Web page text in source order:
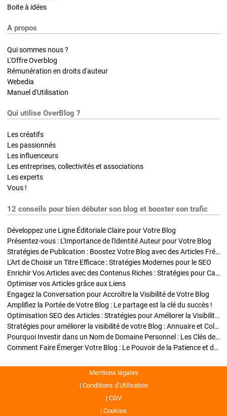
Boite à idées
A propos
Qui sommes nous ?
L'Offre Overblog
Rémunération en droits d'auteur
Webedia
Manuel d'Utilisation
Qui utilise OverBlog ?
Les créatifs
Les passionnés
Les influenceurs
Les entreprises, collectivités et associations
Les experts
Vous !
12 conseils pour bien débuter son blog et booster son trafic
Développez une Ligne Éditoriale Claire pour Votre Blog
Présentez-vous : L'Importance de l'Identité Auteur pour Votre Blog
Stratégies de Publication : Boostez Votre Blog avec des Articles Fréquents et Exclusifs
L'Art de Choisir un Titre Efficace : Stratégies Modernes pour le SEO
Enrichir Vos Articles avec des Contenus Riches : Stratégies pour Captiver et Optimiser
Optimiser vos Articles grâce aux Liens
Engagez la Conversation pour Accroître la Visibilité de Votre Blog
Amplifiez la Portée de Votre Blog : Le partage est la clé du succès !
Optimisation SEO des Articles : Stratégies pour Améliorer la Visibilité de Votre Blog
Stratégies pour améliorer la visibilité de votre Blog : Annuaire et Collaborations
Pourquoi Investir dans un Nom de Domaine Personnel : Les Clés de la Réussite de Votre Blog
Comment Faire Émerger Votre Blog : Le Pouvoir de la Patience et de la Persévérance
Mentions légales
Conditions d’Utilisation
CGV
Cookies